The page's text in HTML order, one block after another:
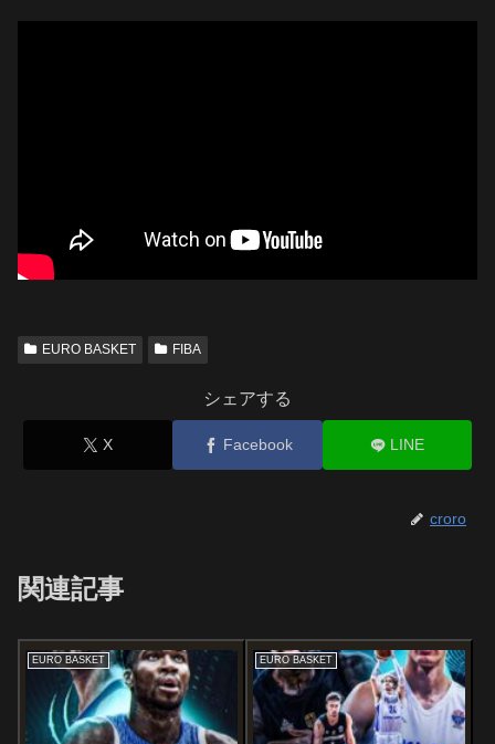
EURO BASKET FIBA
シェアする
X Facebook LINE
croro
関連記事
EURO BASKET EURO BASKET